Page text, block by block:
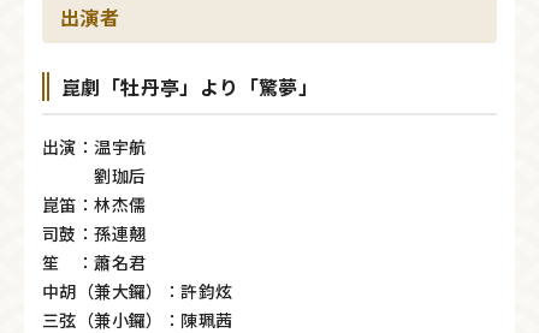
出演者
崑劇「牡丹亭」より「驚夢」
出演：温宇航
劉珈后
崑笛：林杰儒
司鼓：孫連翹
笙 ：蕭名君
中胡（兼大鑼）：許鈞炫
三弦（兼小鑼）：陳珮茜